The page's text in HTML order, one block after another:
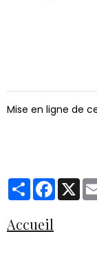
Mise en ligne de
Partager X
Accueil